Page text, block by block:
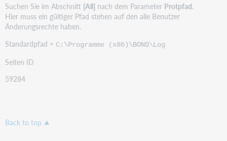
Suchen Sie im Abschnitt [All] nach dem Parameter Protpfad.
Hier muss ein gültiger Pfad stehen auf den alle Benutzer
Änderungsrechte haben.
Standardpfad = C:\Programme (x86)\BOND\Log
Seiten ID
59284
Back to top